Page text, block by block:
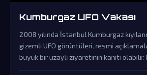
Kumburgaz UFO Vakası
2008 yılında İstanbul Kumburgaz
gizemli UFO görüntüleri, resmi
büyük bir uzaylı ziyaretinin kanıtı olabilir.
açıklamalar örtbas çabalarından ibaret